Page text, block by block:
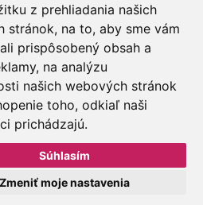
z prehliadania našich
stránok, na to, aby sme vám
prispôsobený obsah a
na analýzu
našich webových stránok
toho, odkiaľ naši
prichádzajú.
Súhlasím
Zmeniť moje nastavenia
webových stránek Zlín